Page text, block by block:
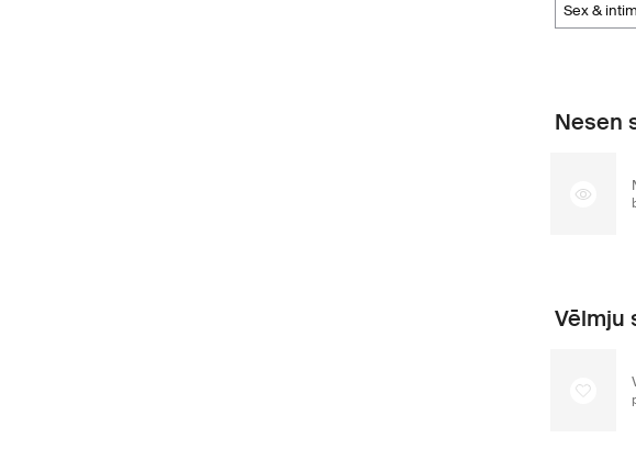
sex &
Nesen
Vēlmju